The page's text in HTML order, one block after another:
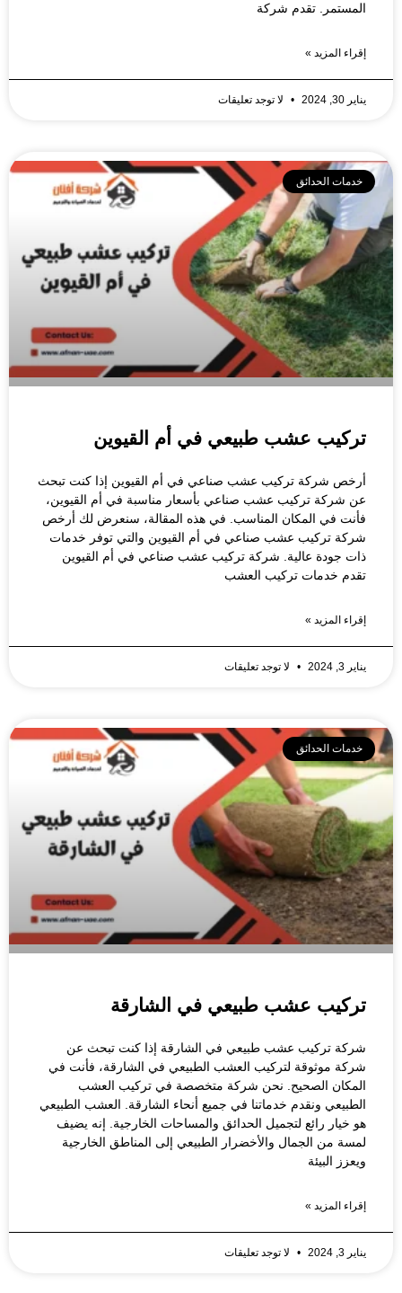
المستمر. تقدم شركة
إقراء المزيد »
يناير 30, 2024 لا توجد تعليقات
خدمات الحدائق
تركيب عشب طبيعي في أم القيوين
أرخص شركة تركيب عشب صناعي في أم القيوين إذا كنت تبحث
عن شركة تركيب عشب صناعي بأسعار مناسبة في أم القيوين،
فأنت في المكان المناسب. في هذه المقالة، سنعرض لك أرخص
شركة تركيب عشب صناعي في أم القيوين والتي توفر خدمات
ذات جودة عالية. شركة تركيب عشب صناعي في أم القيوين
تقدم خدمات تركيب العشب
إقراء المزيد »
يناير 3, 2024 لا توجد تعليقات
خدمات الحدائق
تركيب عشب طبيعي في الشارقة
شركة تركيب عشب طبيعي في الشارقة إذا كنت تبحث عن
شركة موثوقة لتركيب العشب الطبيعي في الشارقة، فأنت في
المكان الصحيح. نحن شركة متخصصة في تركيب العشب
الطبيعي ونقدم خدماتنا في جميع أنحاء الشارقة. العشب الطبيعي
هو خيار رائع لتجميل الحدائق والمساحات الخارجية. إنه يضيف
لمسة من الجمال والأخضرار الطبيعي إلى المناطق الخارجية
ويعزز البيئة
إقراء المزيد »
يناير 3, 2024 لا توجد تعليقات